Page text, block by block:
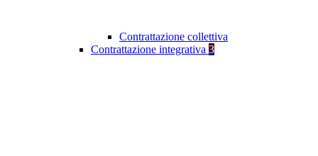
Contrattazione collettiva
Contrattazione integrativa 3